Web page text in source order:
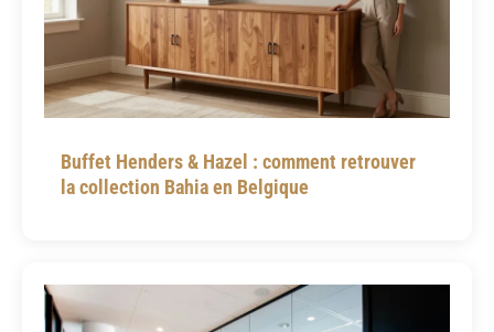
Buffet Henders & Hazel : comment retrouver
la collection Bahia en Belgique